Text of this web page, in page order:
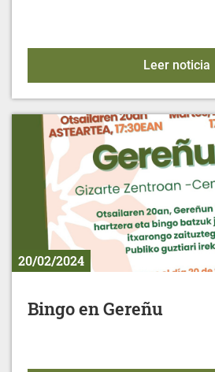
Leer noticia
20/02/2024
Bingo en Gereñu